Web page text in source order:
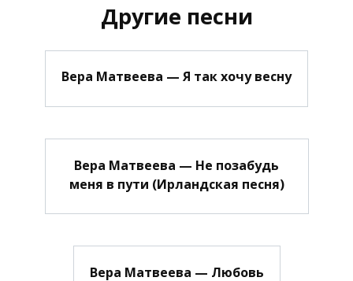
Другие песни
Вера Матвеева — Я так хочу весну
Вера Матвеева — Не позабудь
меня в пути (Ирландская песня)
Вера Матвеева — Любовь